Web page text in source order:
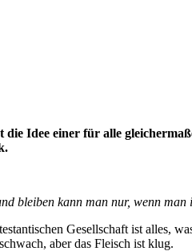
die Idee einer für alle
bleiben kann man nur, wenn
Gesellschaft ist alles,
aber das Fleisch ist klug.